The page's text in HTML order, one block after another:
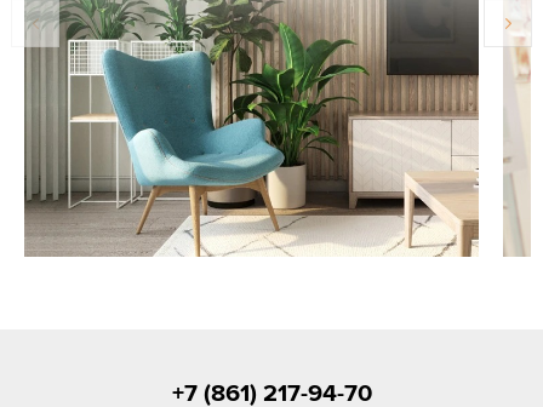
+7 (861) 217-94-70